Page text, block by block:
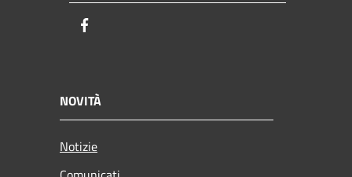
NOVITÀ
Notizie